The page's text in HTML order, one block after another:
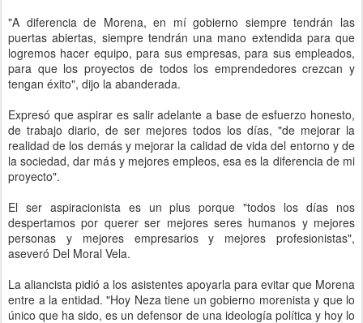
"A diferencia de Morena, en mí gobierno siempre tendrán las
puertas abiertas, siempre tendrán una mano extendida para que
logremos hacer equipo, para sus empresas, para sus empleados,
para que los proyectos de todos los emprendedores crezcan y
tengan éxito", dijo la abanderada.
Expresó que aspirar es salir adelante a base de esfuerzo honesto,
de trabajo diario, de ser mejores todos los días, "de mejorar la
realidad de los demás y mejorar la calidad de vida del entorno y de
la sociedad, dar más y mejores empleos, esa es la diferencia de mi
proyecto".
El ser aspiracionista es un plus porque "todos los días nos
despertamos por querer ser mejores seres humanos y mejores
personas y mejores empresarios y mejores profesionistas",
aseveró Del Moral Vela.
La aliancista pidió a los asistentes apoyarla para evitar que Morena
entre a la entidad. "Hoy Neza tiene un gobierno morenista y que lo
único que ha sido, es un defensor de una ideología política y hoy lo